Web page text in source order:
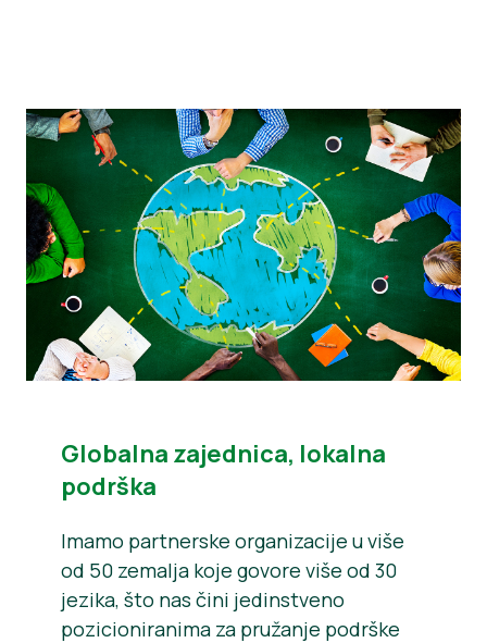
Globalna zajednica, lokalna
podrška
Imamo partnerske organizacije u više
od 50 zemalja koje govore više od 30
jezika, što nas čini jedinstveno
pozicioniranima za pružanje podrške